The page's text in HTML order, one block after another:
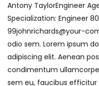
Antony TaylorEngineer
Specialization: Engineer
99johnrichards@your-
odio sem. Lorem ipsum
adipiscing elit. Aenean
condimentum
sem eu, faucibus efficitur